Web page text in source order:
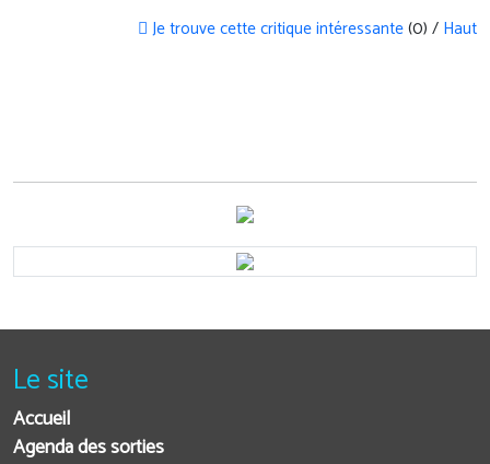
Je trouve cette critique intéressante(0) / Haut
Le site
Accueil
Agenda des sorties